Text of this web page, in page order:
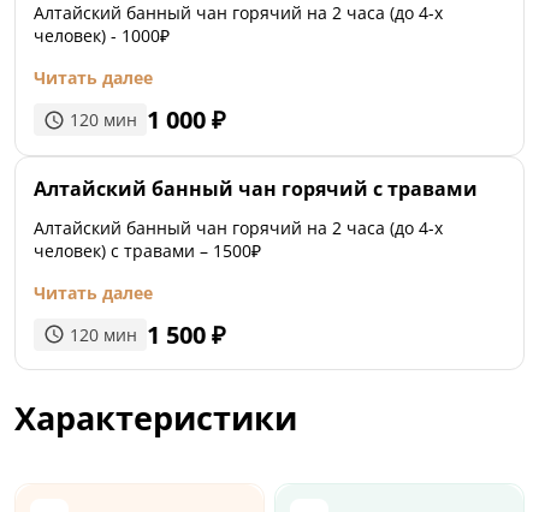
Алтайский банный чан горячий на 2 часа (до 4-х
человек) - 1000₽
Читать далее
120 мин 1 000₽
Алтайский банный чан горячий с травами
Алтайский банный чан горячий на 2 часа (до 4-х
человек) с травами – 1500₽
Читать далее
120 мин 1 500₽
Характеристики